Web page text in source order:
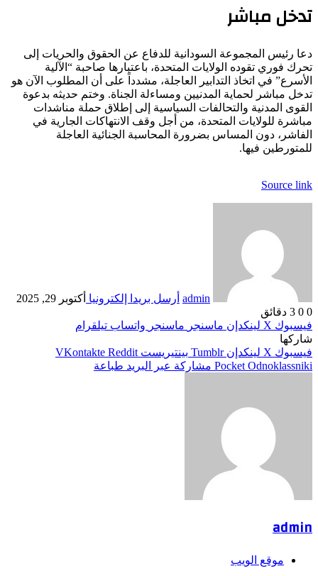
تدخل مباشر
دعا رئيس المجموعة السودانية للدفاع عن الحقوق والحريات إلى
تحرك فوري تقوده الولايات المتحدة، باعتبارها صاحبة “الآلية
الأسرع” في اتخاذ التدابير العاجلة، مشدداً على أن المطلوب الآن هو
تدخل مباشر لحماية المدنيين ومساءلة الجناة. وختم حديثه بدعوة
القوى المدنية والتحالفات السياسية إلى إطلاق حملة مناشدات
مباشرة للولايات المتحدة، من أجل وقف الانتهاكات الجارية في
الفاشر، دون المساس بضرورة المحاسبة الجنائية العاجلة
للمتورطين فيها.
Source link
admin أرسل بريدا إلكترونيا أكتوبر 29, 2025
0
3 دقائق
فيسبوك ‫X لينكدإن ماسنجر ماسنجر واتساب تيلقرام
شاركها
فيسبوك ‫X لينكدإن بينتيريست
Odnoklassniki
‫Pocket مشاركة عبر البريد طباعة
admin
موقع الويب